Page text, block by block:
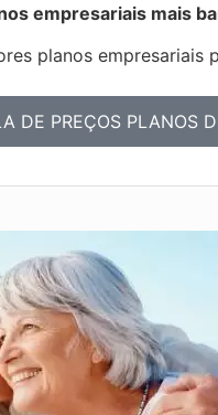
empresariais mais
planos empresariais
DE PREÇOS PLANOS